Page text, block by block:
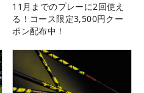
11月までのプレーに2回使え
る！コース限定3,500円クー
ポン配布中！